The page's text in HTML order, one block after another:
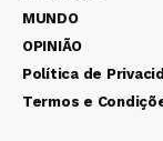
MUNDO
OPINIÃO
Política de
Termos e